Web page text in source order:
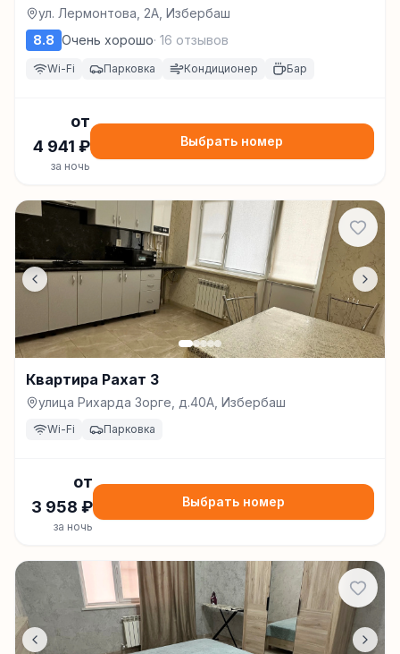
ул. Лермонтова, 2А, Избербаш
8.8 Очень хорошо· 16 отзывов
Wi-Fi Парковка Кондиционер Бар
от
4 941 ₽
за ночь
Выбрать номер
Квартира Рахат 3
улица Рихарда Зорге, д.40А, Избербаш
Wi-Fi Парковка
от
3 958 ₽
за ночь
Выбрать номер